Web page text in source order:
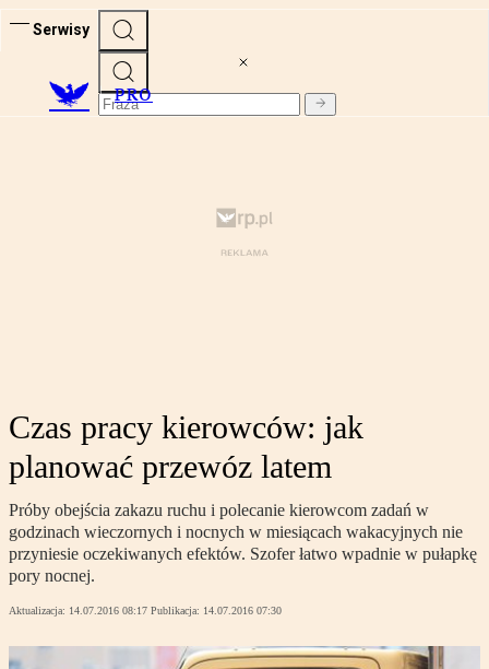
Serwisy
PRO
Czas pracy kierowców: jak
planować przewóz latem
Próby obejścia zakazu ruchu i polecanie kierowcom zadań w
godzinach wieczornych i nocnych w miesiącach wakacyjnych nie
przyniesie oczekiwanych efektów. Szofer łatwo wpadnie w pułapkę
pory nocnej.
Aktualizacja: 14.07.2016 08:17 Publikacja: 14.07.2016 07:30